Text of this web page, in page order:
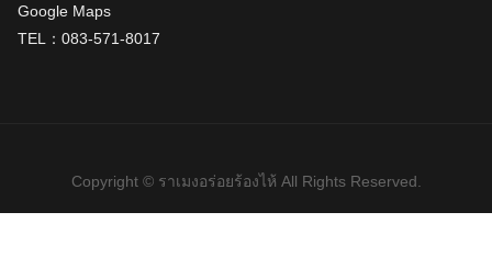
Google Maps
TEL：083-571-8017
Copyright © ราเมงอร่อยร้องไห้ All Rights Reserved.